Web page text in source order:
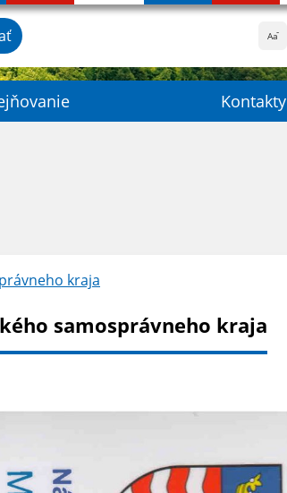
Aa
Kontakty
kraja
samosprávneho kraja